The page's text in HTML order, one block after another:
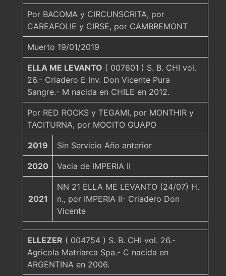
Por BACOMA y CIRCUNSCRITA, por
CAREAFOLIE y CIRSE, por CAMBREMONT
Muerto 19/01/2019
ELLA ME LEVANTO ( 007601 ) S. B. CHI vol.
26.- Criadero E Inv. Don Vicente Pura
Sangre.- M nacida en CHILE en 2012.
Por RED ROCKS y TEGAMI, por MONTHIR y
TACITURNA, por MOCITO GUAPO
2019 Sin Servicio Año anterior
2020 Vacia de IMPERIA II
2021
NN 21 ELLA ME LEVANTO (24/07) H.
n., por IMPERIA II- Criadero Don
Vicente
ELLEZER ( 004754 ) S. B. CHI vol. 26.-
Agricola Matriarca Spa.- C nacida en
ARGENTINA en 2006.